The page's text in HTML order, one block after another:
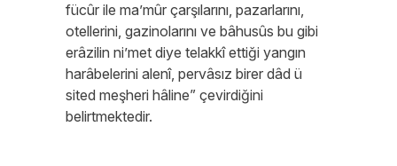
fücûr ile ma’mûr çarşılarını, pazarlarını,
otellerini, gazinolarını ve bâhusûs bu gibi
erâzilin ni’met diye telakkî ettiği yangın
harâbelerini alenî, pervâsız birer dâd ü
sited meşheri hâline” çevirdiğini
belirtmektedir.